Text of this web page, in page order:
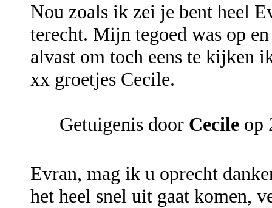
Nou zoals ik zei je bent heel
terecht. Mijn tegoed was op
alvast om toch eens te kijken
xx groetjes Cecile.
Getuigenis door Cecile op
Evran, mag ik u oprecht
het heel snel uit gaat komen,